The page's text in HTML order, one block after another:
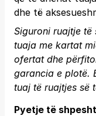
dhe të
Siguroni ruajtje të
tuaja me kartat
ofertat dhe
garancia e plotë.
tuaj të ruajtjes së
Pyetje të